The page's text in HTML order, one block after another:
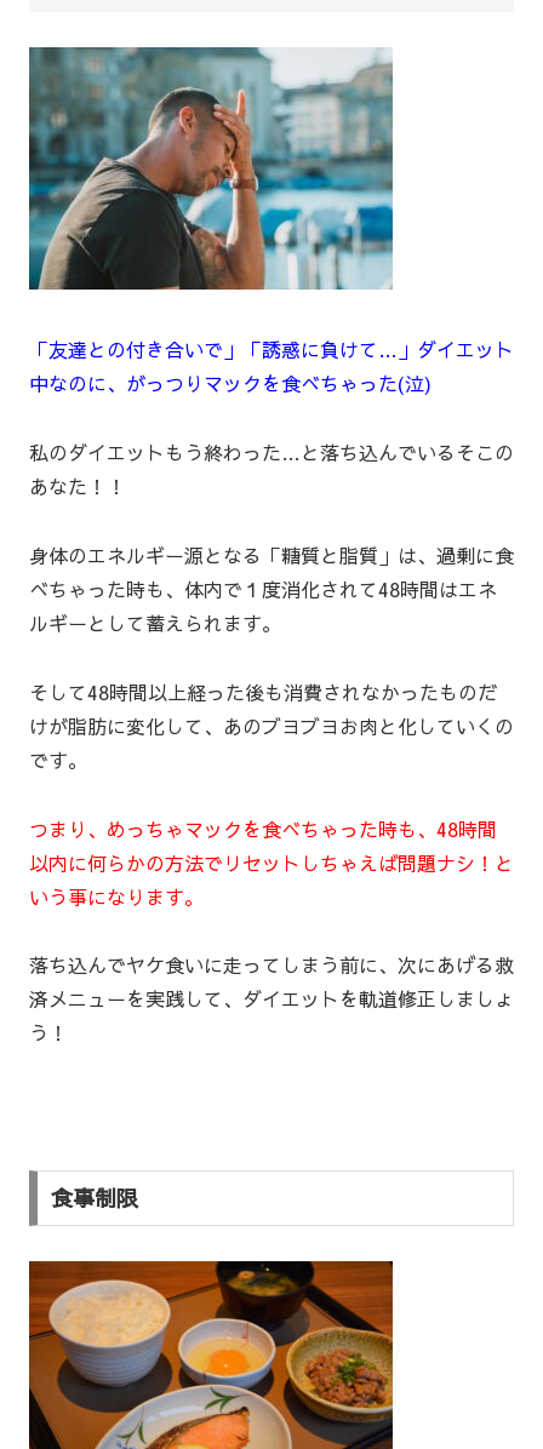
「友達との付き合いで」「誘惑に負けて…」ダイエット
中なのに、がっつりマックを食べちゃった(泣)
私のダイエットもう終わった…と落ち込んでいるそこの
あなた！！
身体のエネルギー源となる「糖質と脂質」は、過剰に食
べちゃった時も、体内で１度消化されて48時間はエネ
ルギーとして蓄えられます。
そして48時間以上経った後も消費されなかったものだ
けが脂肪に変化して、あのブヨブヨお肉と化していくの
です。
つまり、めっちゃマックを食べちゃった時も、48時間
以内に何らかの方法でリセットしちゃえば問題ナシ！と
いう事になります。
落ち込んでヤケ食いに走ってしまう前に、次にあげる救
済メニューを実践して、ダイエットを軌道修正しましょ
う！
食事制限